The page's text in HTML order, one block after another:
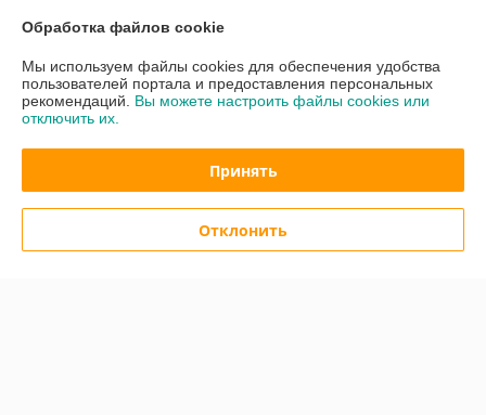
Доставка и оплата
Полная версия сайта
Обработка файлов cookie
Мы используем файлы cookies для обеспечения удобства
пользователей портала и предоставления персональных
рекомендаций. Вы можете настроить файлы cookies или
отключить их.
Принять
Отклонить